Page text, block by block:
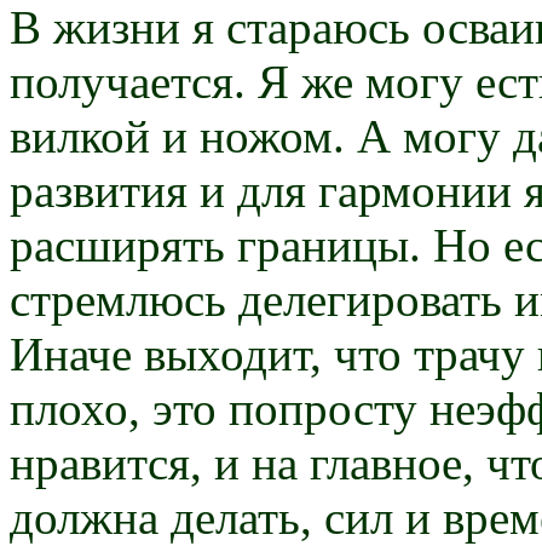
В жизни я стараюсь
получается. Я же могу
вилкой и ножом. А могу
развития и для гармонии
расширять границы. Но
стремлюсь делегировать
Иначе выходит, что
плохо, это попросту
нравится, и на главное,
должна делать, сил и